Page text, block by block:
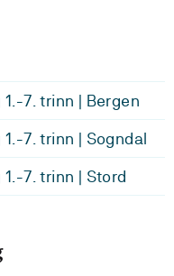
7. trinn | Bergen
7. trinn | Sogndal
7. trinn | Stord